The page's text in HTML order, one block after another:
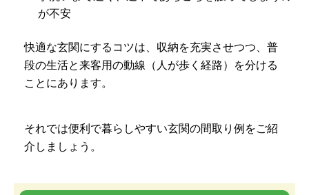
が不安
快適な玄関にするコツは、収納を充実させつつ、普
段の生活と来客用の動線（人が歩く経路）を分ける
ことにあります。
それでは便利で暮らしやすい玄関の間取り例をご紹
介しましょう。